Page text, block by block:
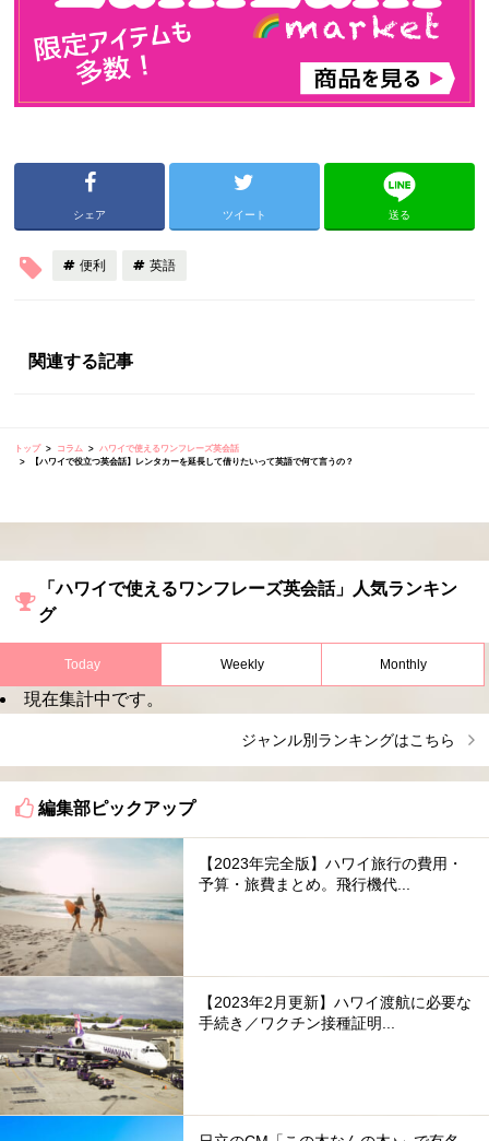
シェア ツイート 送る
便利 英語
関連する記事
トップ コラム
ハワイで使えるワンフレーズ英会話
【ハワイで役立つ英会話】レンタカーを延長して借りたいって英語で何て言うの？
「ハワイで使えるワンフレーズ英会話」人気ランキン
グ
Today Weekly Monthly
現在集計中です。
ジャンル別ランキングはこちら
編集部ピックアップ
【2023年完全版】ハワイ旅行の費用・
予算・旅費まとめ。飛行機代...
【2023年2月更新】ハワイ渡航に必要な
手続き／ワクチン接種証明...